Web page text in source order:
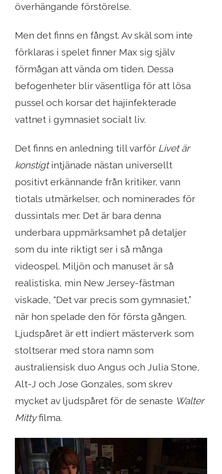
överhängande förstörelse.
Men det finns en fångst. Av skäl som inte
förklaras i spelet finner Max sig själv
förmågan att vända om tiden. Dessa
befogenheter blir väsentliga för att lösa
pussel och korsar det hajinfekterade
vattnet i gymnasiet socialt liv.
Det finns en anledning till varför Livet är
konstigtintjänade nästan universellt
positivt erkännande från kritiker, vann
tiotals utmärkelser, och nominerades för
dussintals mer. Det är bara denna
underbara uppmärksamhet på detaljer
som du inte riktigt ser i så många
videospel. Miljön och manuset är så
realistiska, min New Jersey-fästman
viskade, “Det var precis som gymnasiet,”
när hon spelade den för första gången.
Ljudspåret är ett indiert mästerverk som
stoltserar med stora namn som
australiensisk duo Angus och Julia Stone,
Alt-J och Jose Gonzales, som skrev
mycket av ljudspåret för de senaste Walter
Mittyfilma.